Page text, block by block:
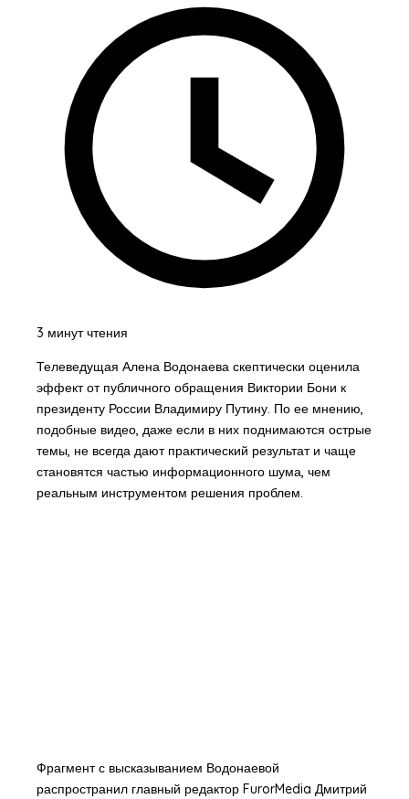
3 минут чтения
Телеведущая Алена Водонаева скептически оценила
эффект от публичного обращения Виктории Бони к
президенту России Владимиру Путину. По ее мнению,
подобные видео, даже если в них поднимаются острые
темы, не всегда дают практический результат и чаще
становятся частью информационного шума, чем
реальным инструментом решения проблем.
Фрагмент с высказыванием Водонаевой
распространил главный редактор FurorMedia Дмитрий